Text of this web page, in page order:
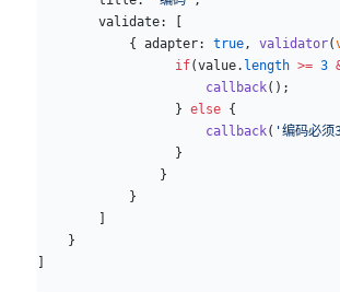
        validate: [
            { adapter:
true , validator(
                  if
(value. length >= 3
                      callback
();
                  }
else {
                      callback
( '编码必
                  }
                }
            }
        ]
    }
]